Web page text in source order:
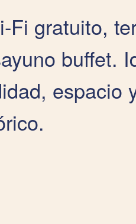
gratuito,
buffet.
espacio